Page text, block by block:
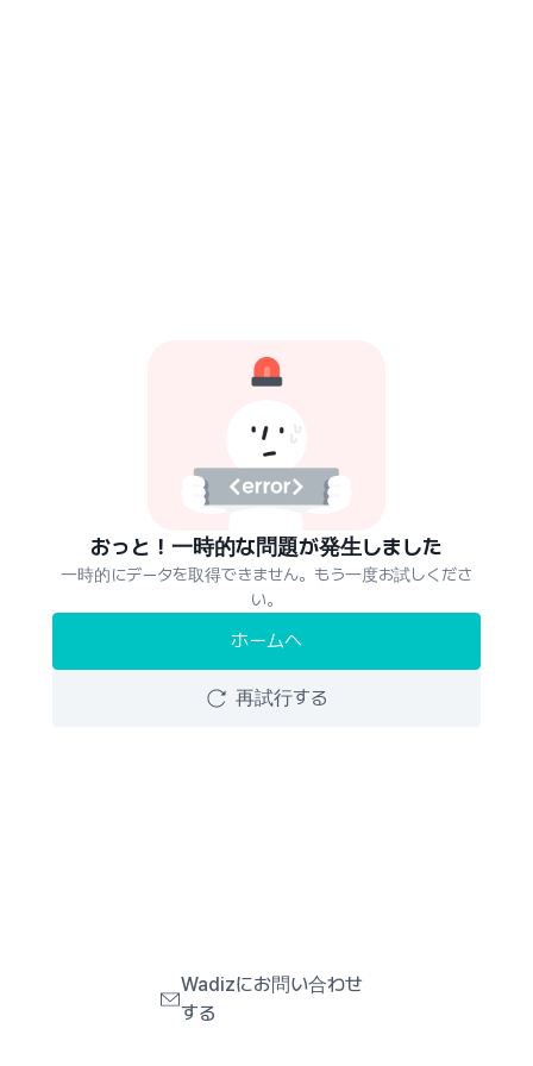
おっと！一時的な問題が発生しました
一時的にデータを取得できません。もう一度お試しくださ
い。
ホームへ
再試行する
Wadizにお問い合わせ
する